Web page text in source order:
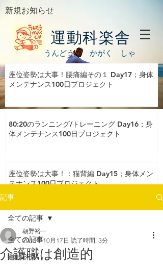
新規お知らせ
運動科楽舎
うんどう かがく しゃ
座位姿勢は大事！腰痛編その１ Day17；身体
メンテナンス100日プロジェクト
80:20のランニング/トレーニング Day16；身
体メンテナンス100日プロジェクト
座位姿勢は大事！：猫背編 Day15；身体メン
テナンス100日プロジェクト
記事
全ての記事
運動科楽
全ての記事
介護職は創造的
朝野裕一
2018年10月17日 読了時間: 3分